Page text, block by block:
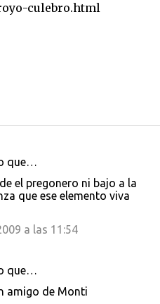
culebro.html
que…
el pregonero ni bajo a la
que ese elemento viva
a las 11:54
que…
amigo de Monti